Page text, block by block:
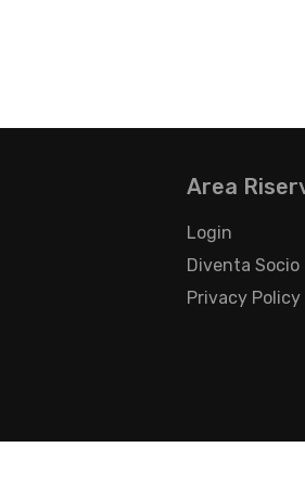
Area
Login
Diventa Socio
Privacy Policy